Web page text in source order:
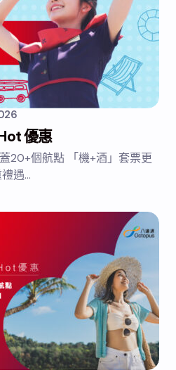
優惠
20+個航點 「機+酒」套票更
遇…